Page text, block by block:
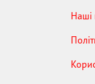
Наші